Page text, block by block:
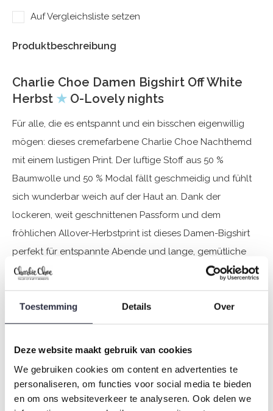
Toestemming Details Over
Deze website maakt gebruik van cookies
We gebruiken cookies om content en advertenties te
personaliseren, om functies voor social media te bieden
en om ons websiteverkeer te analyseren. Ook delen we
Auf Vergleichsliste setzen
Produktbeschreibung
Charlie Choe Damen Bigshirt Off White
Herbst ★ O-Lovely nights
Für alle, die es entspannt und ein bisschen eigenwillig
mögen: dieses cremefarbene Charlie Choe Nachthemd
mit einem lustigen Print. Der luftige Stoff aus 50 %
Baumwolle und 50 % Modal fällt geschmeidig und fühlt
sich wunderbar weich auf der Haut an. Dank der
lockeren, weit geschnittenen Passform und dem
fröhlichen Allover-Herbstprint ist dieses Damen-Bigshirt
perfekt für entspannte Abende und lange, gemütliche
Morgenstunden. Eine schöne Kombination aus Stil und
Weichheit für die kälteren Jahreszeiten.
Spezifikationen
Marke: Charlie Choe
Saison: Autumn/Winter 2025
Thema: O-Lovely nights
Kollektion: Damen